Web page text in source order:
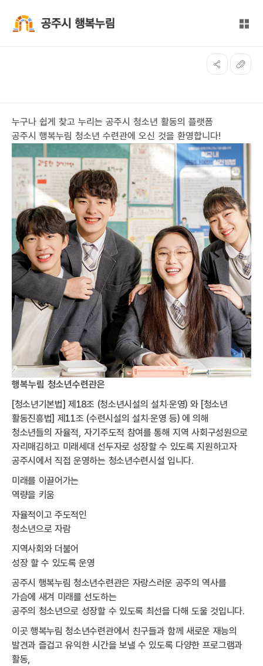
전체
누구나 쉽게 찾고 누리는 공주시 청소년 활동의 플랫폼
공주시 행복누림 청소년 수련관에 오신 것을 환영합니다!
행복누림 청소년수련관은
[청소년기본법] 제18조 (청소년시설의 설치·운영) 와 [청소년
활동진흥법] 제11조 (수련시설의 설치·운영 등) 에 의해
청소년들의 자율적, 자기주도적 참여를 통해 지역 사회구성원으로
자리매김하고 미래세대 선두자로 성장할 수 있도록 지원하고자
공주시에서 직접 운영하는 청소년수련시설 입니다.
미래를 이끌어가는
역량을 키움
자율적이고 주도적인
청소년으로 자람
지역사회와 더불어
성장 할 수 있도록 운영
공주시 행복누림 청소년수련관은 자랑스러운 공주의 역사를
가슴에 새겨 미래를 선도하는
공주의 청소년으로 성장할 수 있도록 최선을 다해 도울 것입니다.
이곳 행복누림 청소년수련관에서 친구들과 함께 새로운 재능의
발견과 즐겁고 유익한 시간을 보낼 수 있도록 다양한 프로그램과
활동,